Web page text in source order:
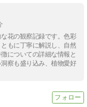
花の観察記録です。色彩
もに丁寧に解説し、自然
についての詳細な情報と
察も盛り込み、植物愛好